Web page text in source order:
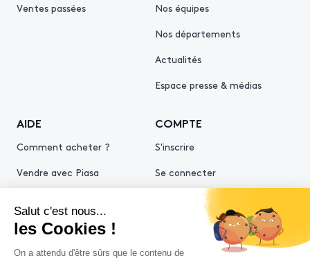
Ventes passées
Nos équipes
Nos départements
Actualités
Espace presse & médias
AIDE
Comment acheter ?
Vendre avec Piasa
COMPTE
S'inscrire
Se connecter